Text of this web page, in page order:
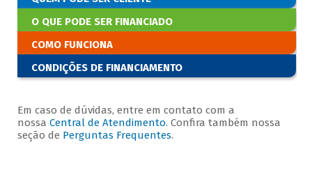
O QUE PODE SER FINANCIADO
COMO FUNCIONA
CONDIÇÕES DE FINANCIAMENTO
Em caso de dúvidas, entre em contato com a
nossa Central de Atendimento. Confira também nossa
seção de Perguntas Frequentes.